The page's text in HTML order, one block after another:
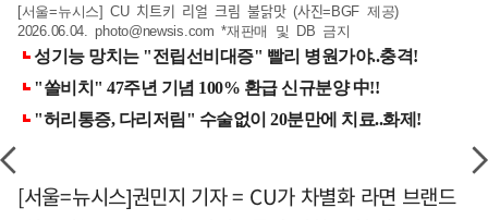
[서울=뉴시스] CU 치트키 리얼 크림 불닭맛 (사진=BGF 제공)
2026.06.04.photo@newsis.com *재판매 및 DB 금지
[서울=뉴시스]권민지 기자 = CU가 차별화 라면 브랜드